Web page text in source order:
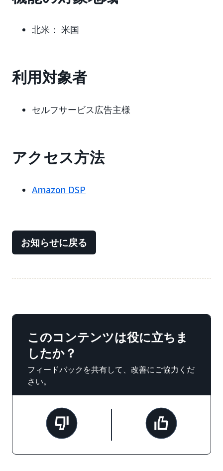
北米： 米国
利用対象者
セルフサービス広告主様
アクセス方法
Amazon DSP
お知らせに戻る
このコンテンツは役に立ちま
したか？
フィードバックを共有して、改善にご協力くだ
さい。